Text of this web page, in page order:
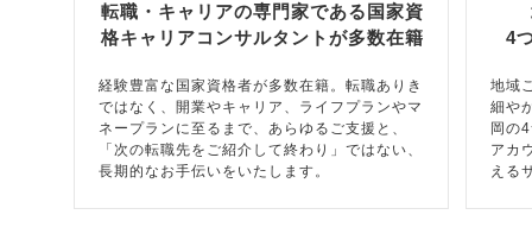
転職・キャリアの専門家である国家資
格キャリアコンサルタントが多数在籍
経験豊富な国家資格者が多数在籍。転職ありき
ではなく、開業やキャリア、ライフプランやマ
ネープランに至るまで、あらゆるご支援と、
「次の転職先をご紹介して終わり」ではない、
長期的なお手伝いをいたします。
4
地域
細や
岡の
アカ
える